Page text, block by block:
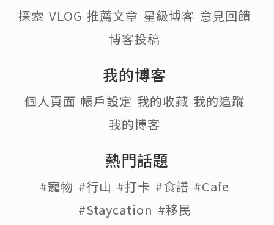
探索 VLOG 推薦文章 星級博客 意見回饋
博客投稿
我的博客
個人頁面 帳戶設定 我的收藏 我的追蹤
我的博客
熱門話題
#寵物 #行山 #打卡 #食譜 #Cafe
#Staycation #移民